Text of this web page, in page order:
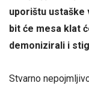
uporištu ustaške
bit će mesa klat
demonizirali i
Stvarno